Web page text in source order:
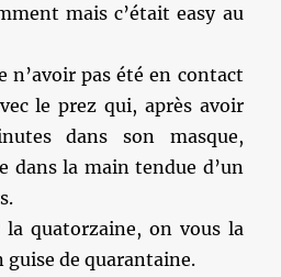
mais c’était easy au
n’avoir pas été en contact
le prez qui, après avoir
dans son masque,
dans la main tendue d’un
quatorzaine, on vous la
de quarantaine.